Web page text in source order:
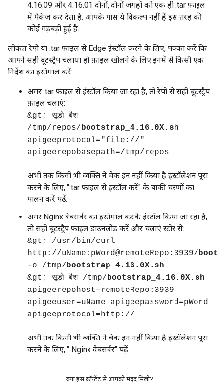
4.16.09 और 4.16.01 दोनों, दोनों जगहों को एक ही .tar फ़ाइल
में पैकेज कर देता है. आपके पास ये विकल्प नहीं हैं इस तरह की
कोई गड़बड़ी हुई है.
लोकल रेपो या .tar फ़ाइल से Edge इंस्टॉल करने के लिए, पक्का करें कि
आपने सही बूटस्ट्रैप चलाया हो फ़ाइल खोलने के लिए इनमें से किसी एक
निर्देश का इस्तेमाल करें:
अगर .tar फ़ाइल से इंस्टॉल किया जा रहा है, तो रेपो से सही बूटस्ट्रैप
फ़ाइल चलाएं:
&gt; सूडो बैश
/tmp/repos/bootstrap_4.16.0X.sh
apigeeprotocol="file://"
apigeerepobasepath=/tmp/repos
अभी तक किसी भी व्यक्ति ने चेक इन नहीं किया है इंस्टॉलेशन पूरा
करने के लिए, ".tar फ़ाइल से इंस्टॉल करें" के बाकी चरणों का
पालन करें पढ़ें.
अगर Nginx वेबसर्वर का इस्तेमाल करके इंस्टॉल किया जा रहा है,
तो सही बूटस्ट्रैप फ़ाइल डाउनलोड करें और चलाएं स्टोर से:
&gt; /usr/bin/curl
http://uName:pWord@remoteRepo:3939/
-o /tmp/bootstrap_4.16.0X.sh
&gt; सूडो बैश /tmp/bootstrap_4.16.0X.sh
apigeerepohost=remoteRepo:3939
apigeeuser=uName apigeepassword=pWord
apigeeprotocol=http://
अभी तक किसी भी व्यक्ति ने चेक इन नहीं किया है इंस्टॉलेशन पूरा
करने के लिए, " Nginx वेबसर्वर" पढ़ें.
क्या इस कॉन्टेंट से आपको मदद मिली?